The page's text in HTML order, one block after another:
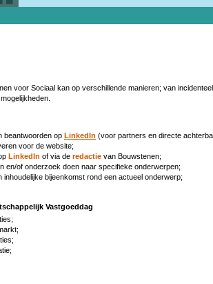
voor Sociaal kan op verschillende manieren; van
beantwoorden op LinkedIn (voor partners en directe
voor de website;
LinkedIn of via de redactie van Bouwstenen;
en/of onderzoek doen naar specifieke onderwerpen;
inhoudelijke bijeenkomst rond een actueel onderwerp;
Vastgoeddag